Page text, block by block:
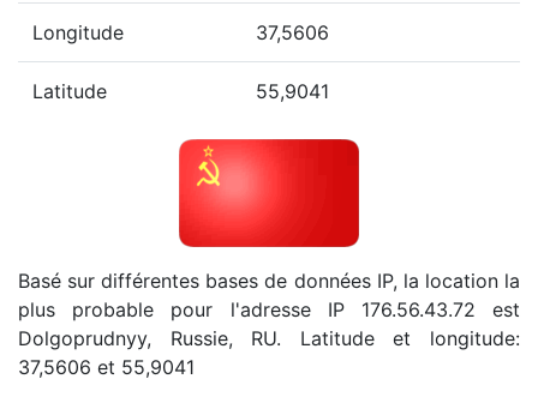
Longitude 37,5606
Latitude 55,9041
Basé sur différentes bases de données IP, la location la
plus probable pour l'adresse IP 176.56.43.72 est
Dolgoprudnyy, Russie, RU. Latitude et longitude:
37,5606 et 55,9041